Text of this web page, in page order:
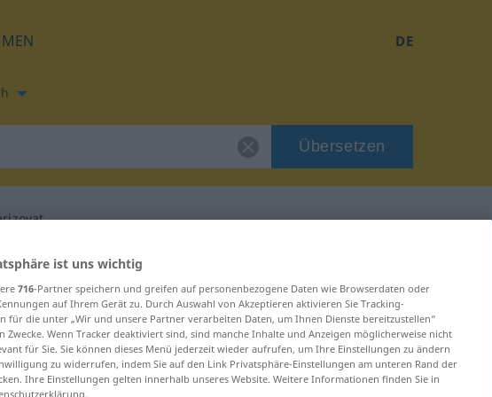
DE
Übersetzen
für "charakterizovat"
ist uns wichtig
716-Partner speichern und greifen auf personenbezogene Daten wie Browserdaten oder
auf Ihrem Gerät zu. Durch Auswahl von Akzeptieren aktivieren Sie Tracking-
für die unter „Wir und unsere Partner verarbeiten Daten, um Ihnen Dienste bereitzustellen“
Zwecke. Wenn Tracker deaktiviert sind, sind manche Inhalte und Anzeigen möglicherweise nicht
für Sie. Sie können dieses Menü jederzeit wieder aufrufen, um Ihre Einstellungen zu ändern
zu widerrufen, indem Sie auf den Link Privatsphäre-Einstellungen am unteren Rand der
Ihre Einstellungen gelten innerhalb unseres Website. Weitere Informationen finden Sie in